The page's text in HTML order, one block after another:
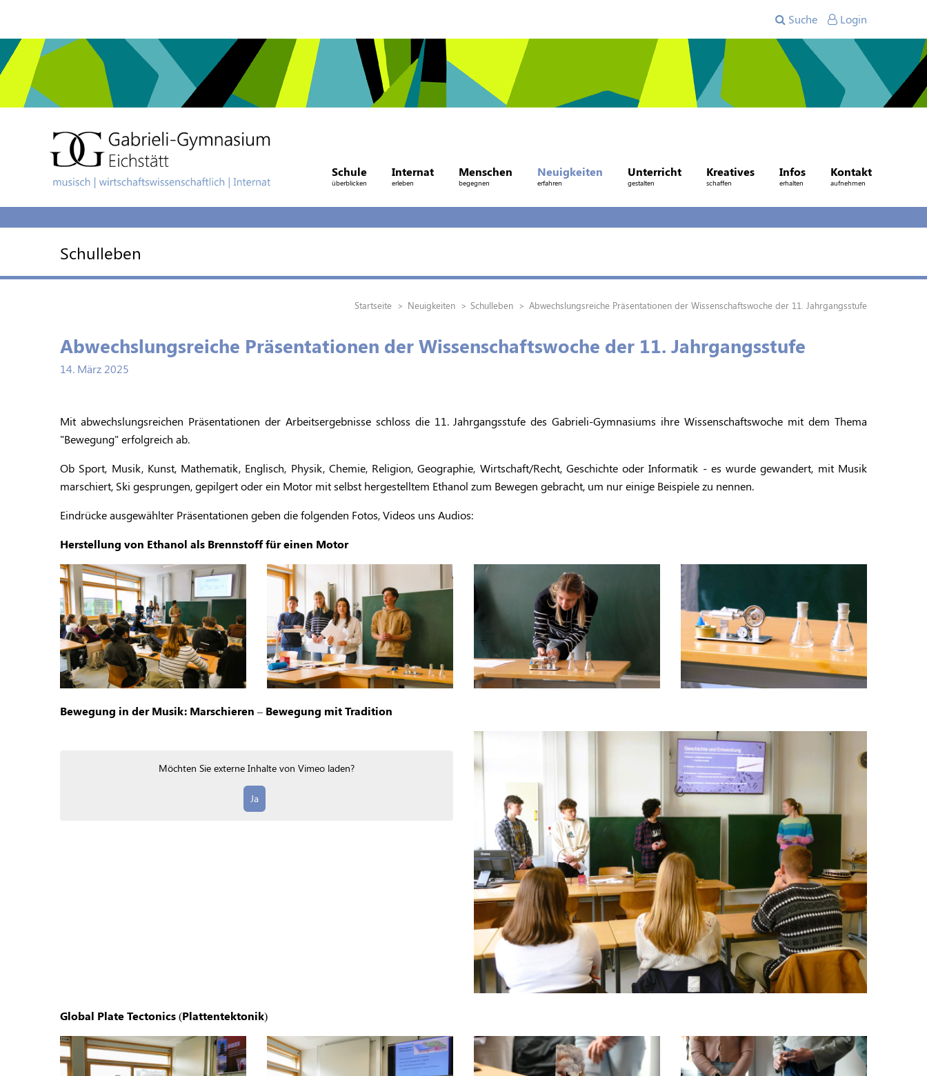
Suche Login
Schule
überblicken
Internat
erleben
Menschen
begegnen
Neuigkeiten
erfahren
Unterricht
gestalten
Kreatives
schaffen
Infos
erhalten
Kontakt
aufnehmen
Schulleben
Startseite Neuigkeiten Schulleben Abwechslungsreiche Präsentationen der Wissenschaftswoche der 11. Jahrgangsstufe
Abwechslungsreiche Präsentationen der Wissenschaftswoche der 11. Jahrgangsstufe
14. März 2025
Mit abwechslungsreichen Präsentationen der Arbeitsergebnisse schloss die 11. Jahrgangsstufe des Gabrieli-Gymnasiums ihre Wissenschaftswoche mit dem Thema
"Bewegung" erfolgreich ab.
Ob Sport, Musik, Kunst, Mathematik, Englisch, Physik, Chemie, Religion, Geographie, Wirtschaft/Recht, Geschichte oder Informatik - es wurde gewandert, mit Musik
marschiert, Ski gesprungen, gepilgert oder ein Motor mit selbst hergestelltem Ethanol zum Bewegen gebracht, um nur einige Beispiele zu nennen.
Eindrücke ausgewählter Präsentationen geben die folgenden Fotos, Videos uns Audios:
Herstellung von Ethanol als Brennstoff für einen Motor
Bewegung in der Musik: Marschieren – Bewegung mit Tradition
Möchten Sie externe Inhalte von Vimeo laden?
Ja
Global Plate Tectonics (Plattentektonik)